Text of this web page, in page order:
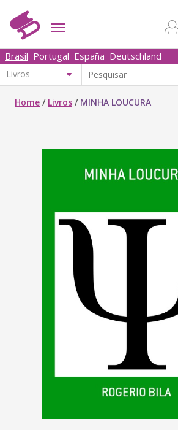
Brasil Portugal España Deutschland
Home / Livros / MINHA LOUCURA